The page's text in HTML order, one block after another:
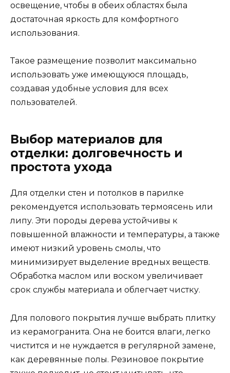
освещение, чтобы в обеих областях была
достаточная яркость для комфортного
использования.
Такое размещение позволит максимально
использовать уже имеющуюся площадь,
создавая удобные условия для всех
пользователей.
Выбор материалов для
отделки: долговечность и
простота ухода
Для отделки стен и потолков в парилке
рекомендуется использовать термоясень или
липу. Эти породы дерева устойчивы к
повышенной влажности и температуры, а также
имеют низкий уровень смолы, что
минимизирует выделение вредных веществ.
Обработка маслом или воском увеличивает
срок службы материала и облегчает чистку.
Для полового покрытия лучше выбрать плитку
из керамогранита. Она не боится влаги, легко
чистится и не нуждается в регулярной замене,
как деревянные полы. Резиновое покрытие